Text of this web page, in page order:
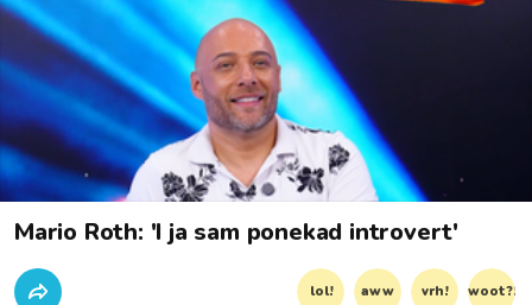
Mario Roth: 'I ja sam ponekad introvert'
lol! aww vrh! woot?!